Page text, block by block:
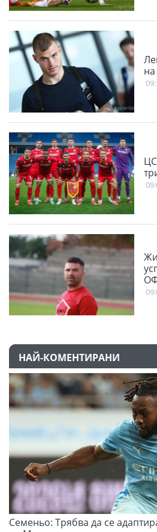
НАЙ-КОМЕНТИРАНИ
Семеньо: Трябва да се